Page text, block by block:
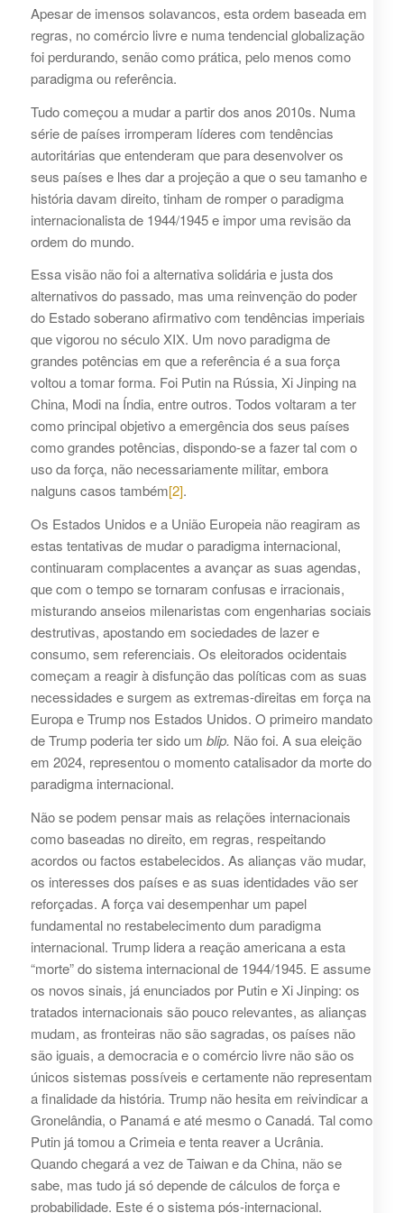
Apesar de imensos solavancos, esta ordem baseada em
regras, no comércio livre e numa tendencial globalização
foi perdurando, senão como prática, pelo menos como
paradigma ou referência.
Tudo começou a mudar a partir dos anos 2010s. Numa
série de países irromperam líderes com tendências
autoritárias que entenderam que para desenvolver os
seus países e lhes dar a projeção a que o seu tamanho e
história davam direito, tinham de romper o paradigma
internacionalista de 1944/1945 e impor uma revisão da
ordem do mundo.
Essa visão não foi a alternativa solidária e justa dos
alternativos do passado, mas uma reinvenção do poder
do Estado soberano afirmativo com tendências imperiais
que vigorou no século XIX. Um novo paradigma de
grandes potências em que a referência é a sua força
voltou a tomar forma. Foi Putin na Rússia, Xi Jinping na
China, Modi na Índia, entre outros. Todos voltaram a ter
como principal objetivo a emergência dos seus países
como grandes potências, dispondo-se a fazer tal com o
uso da força, não necessariamente militar, embora
nalguns casos também[2].
Os Estados Unidos e a União Europeia não reagiram as
estas tentativas de mudar o paradigma internacional,
continuaram complacentes a avançar as suas agendas,
que com o tempo se tornaram confusas e irracionais,
misturando anseios milenaristas com engenharias sociais
destrutivas, apostando em sociedades de lazer e
consumo, sem referenciais. Os eleitorados ocidentais
começam a reagir à disfunção das políticas com as suas
necessidades e surgem as extremas-direitas em força na
Europa e Trump nos Estados Unidos. O primeiro mandato
de Trump poderia ter sido um blip. Não foi. A sua eleição
em 2024, representou o momento catalisador da morte do
paradigma internacional.
Não se podem pensar mais as relações internacionais
como baseadas no direito, em regras, respeitando
acordos ou factos estabelecidos. As alianças vão mudar,
os interesses dos países e as suas identidades vão ser
reforçadas. A força vai desempenhar um papel
fundamental no restabelecimento dum paradigma
internacional. Trump lidera a reação americana a esta
“morte” do sistema internacional de 1944/1945. E assume
os novos sinais, já enunciados por Putin e Xi Jinping: os
tratados internacionais são pouco relevantes, as alianças
mudam, as fronteiras não são sagradas, os países não
são iguais, a democracia e o comércio livre não são os
únicos sistemas possíveis e certamente não representam
a finalidade da história. Trump não hesita em reivindicar a
Gronelândia, o Panamá e até mesmo o Canadá. Tal como
Putin já tomou a Crimeia e tenta reaver a Ucrânia.
Quando chegará a vez de Taiwan e da China, não se
sabe, mas tudo já só depende de cálculos de força e
probabilidade. Este é o sistema pós-internacional.